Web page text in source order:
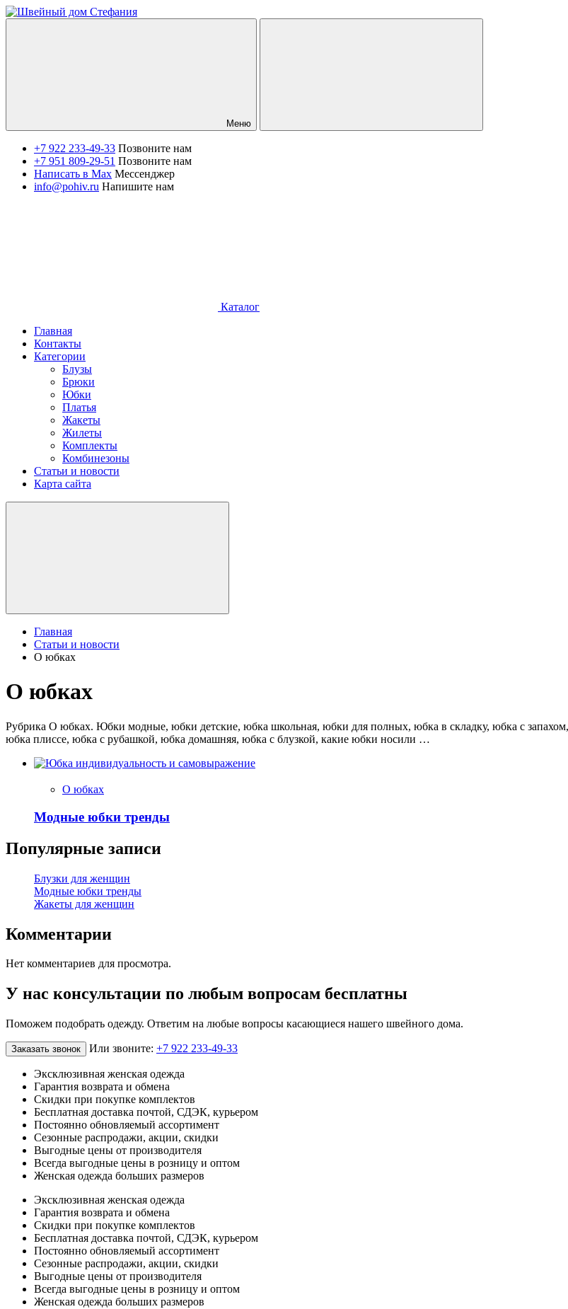
Меню
+7 922 233-49-33 Позвоните нам
+7 951 809-29-51 Позвоните нам
Написать в Max Мессенджер
info@pohiv.ru Напишите нам
Каталог
Главная
Контакты
Категории
Блузы
Брюки
Юбки
Платья
Жакеты
Жилеты
Комплекты
Комбинезоны
Статьи и новости
Карта сайта
Главная
Статьи и новости
О юбках
О юбках
Рубрика О юбках. Юбки модные, юбки детские, юбка школьная, юбки для полных, юбка в складку, юбка с
юбка плиссе, юбка с рубашкой, юбка домашняя, юбка с блузкой, какие юбки носили …
О юбках
Модные юбки тренды
Популярные записи
Блузки для женщин
Модные юбки тренды
Жакеты для женщин
Комментарии
Нет комментариев для просмотра.
У нас консультации по любым вопросам бесплатны
Поможем подобрать одежду. Ответим на любые вопросы касающиеся нашего швейного дома.
Заказать звонок Или звоните: +7 922 233-49-33
Эксклюзивная женская одежда
Гарантия возврата и обмена
Скидки при покупке комплектов
Бесплатная доставка почтой, СДЭК, курьером
Постоянно обновляемый ассортимент
Сезонные распродажи, акции, скидки
Выгодные цены от производителя
Всегда выгодные цены в розницу и оптом
Женская одежда больших размеров
Эксклюзивная женская одежда
Гарантия возврата и обмена
Скидки при покупке комплектов
Бесплатная доставка почтой, СДЭК, курьером
Постоянно обновляемый ассортимент
Сезонные распродажи, акции, скидки
Выгодные цены от производителя
Всегда выгодные цены в розницу и оптом
Женская одежда больших размеров